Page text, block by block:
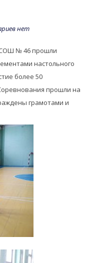
нет
СОШ № 46 прошли
настольного
более 50
прошли на
грамотами и